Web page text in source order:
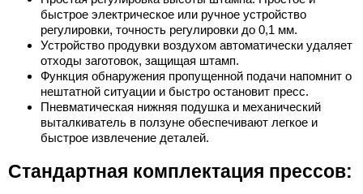
быстрое электрическое или ручное устройство
регулировки, точность регулировки до 0,1 мм.
Устройство продувки воздухом автоматически удаляет
отходы заготовок, защищая штамп.
Функция обнаружения пропущенной подачи напомнит о
нештатной ситуации и быстро остановит пресс.
Пневматическая нижняя подушка и механический
выталкиватель в ползуне обеспечивают легкое и
быстрое извлечение деталей.
Стандартная комплектация прессов: